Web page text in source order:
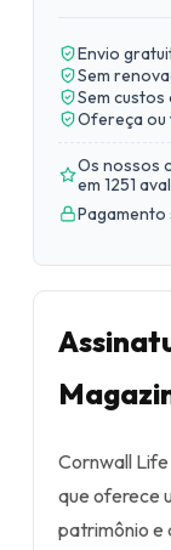
Envio
Sem
Sem custos
Ofereça ou
Os nossos
em 1251
Pagamento
Cornwall
que oferece
patrimônio e